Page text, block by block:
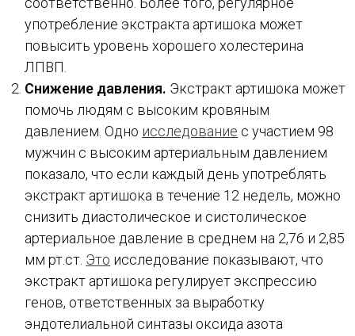
употребление экстракта артишока может
повысить уровень хорошего холестерина
ЛПВП.
Снижение давления. Экстракт артишока может
помочь людям с высоким кровяным
давлением. Одно исследование с участием 98
мужчин с высоким артериальным давлением
показало, что если каждый день употреблять
экстракт артишока в течение 12 недель, можно
снизить диастолическое и систолическое
артериальное давление в среднем на 2,76 и 2,85
мм рт.ст. Это исследование показывают, что
экстракт артишока регулирует экспрессию
генов, ответственных за выработку
эндотелиальной синтазы оксида азота